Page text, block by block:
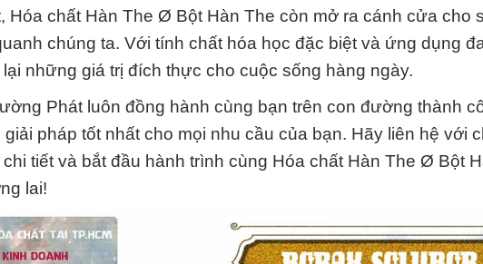
Hóa chất Hàn The Ø Bột Hàn The còn mở ra cánh cửa cho
chúng ta. Với tính chất hóa học đặc biệt và ứng dụng
những giá trị đích thực cho cuộc sống hàng ngày.
Phát luôn đồng hành cùng bạn trên con đường thành
pháp tốt nhất cho mọi nhu cầu của bạn. Hãy liên hệ với
tiết và bắt đầu hành trình cùng Hóa chất Hàn The Ø Bột
lai!